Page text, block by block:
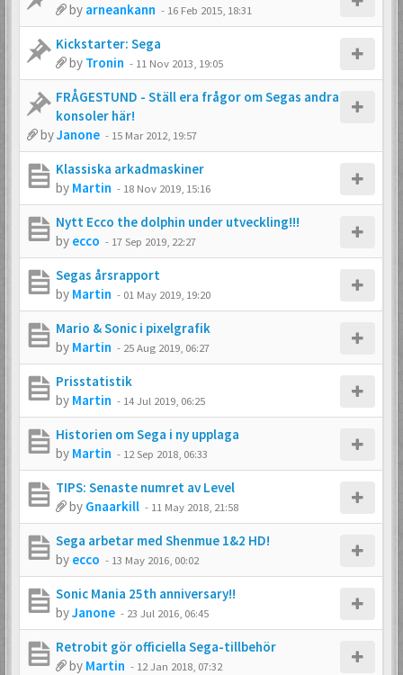
by arneankann - 16 Feb 2015, 18:31
Kickstarter: Sega
by Tronin - 11 Nov 2013, 19:05
FRÅGESTUND - Ställ era frågor om Segas andra
konsoler här!
byJanone - 15 Mar 2012, 19:57
Klassiska arkadmaskiner
by Martin - 18 Nov 2019, 15:16
Nytt Ecco the dolphin under utveckling!!!
by ecco - 17 Sep 2019, 22:27
Segas årsrapport
by Martin - 01 May 2019, 19:20
Mario & Sonic i pixelgrafik
by Martin - 25 Aug 2019, 06:27
Prisstatistik
by Martin - 14 Jul 2019, 06:25
Historien om Sega i ny upplaga
by Martin - 12 Sep 2018, 06:33
TIPS: Senaste numret av Level
by Gnaarkill - 11 May 2018, 21:58
Sega arbetar med Shenmue 1&2 HD!
by ecco - 13 May 2016, 00:02
Sonic Mania 25th anniversary!!
byJanone - 23 Jul 2016, 06:45
Retrobit gör officiella Sega-tillbehör
by Martin - 12 Jan 2018, 07:32